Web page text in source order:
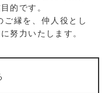
的です。
縁を、仲人役とし
努力いたします。